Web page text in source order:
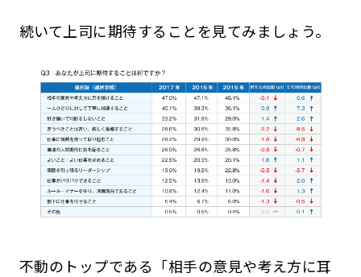
続いて上司に期待することを見てみましょう。
不動のトップである「相手の意見や考え方に耳